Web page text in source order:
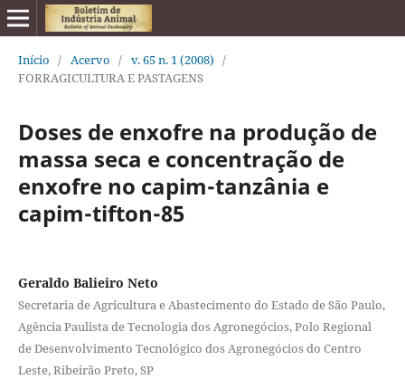
Início / Acervo / v. 65 n. 1 (2008) /
FORRAGICULTURA E PASTAGENS
Doses de enxofre na produção de
massa seca e concentração de
enxofre no capim-tanzânia e
capim-tifton-85
Geraldo Balieiro Neto
Secretaria de Agricultura e Abastecimento do Estado de São Paulo,
Agência Paulista de Tecnologia dos Agronegócios, Polo Regional
de Desenvolvimento Tecnológico dos Agronegócios do Centro
Leste, Ribeirão Preto, SP